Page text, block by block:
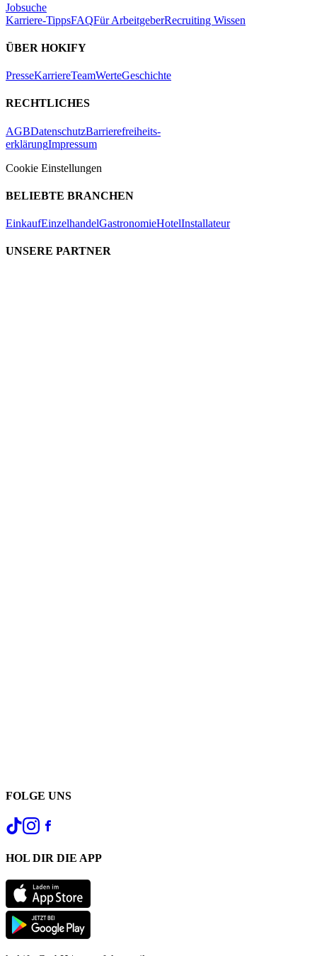
Jobsuche
Karriere-TippsFAQFür ArbeitgeberRecruiting Wissen
ÜBER HOKIFY
PresseKarriereTeamWerteGeschichte
RECHTLICHES
AGBDatenschutzBarrierefreiheits-
erklärungImpressum
Cookie Einstellungen
BELIEBTE BRANCHEN
EinkaufEinzelhandelGastronomieHotelInstallateur
UNSERE PARTNER
FOLGE UNS
HOL DIR DIE APP